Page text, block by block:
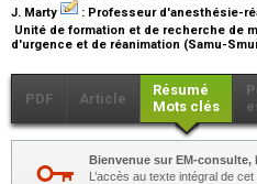
J. Marty
: Professeur d'anesthésie-
Unité de formation et de recherche de
d'urgence et de réanimation (Samu-
PDF Article
Résumé
Mots clés
Bienvenue sur EM-consulte,
L’accès au texte intégral de